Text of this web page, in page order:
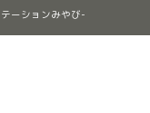
ーションみやび-
について